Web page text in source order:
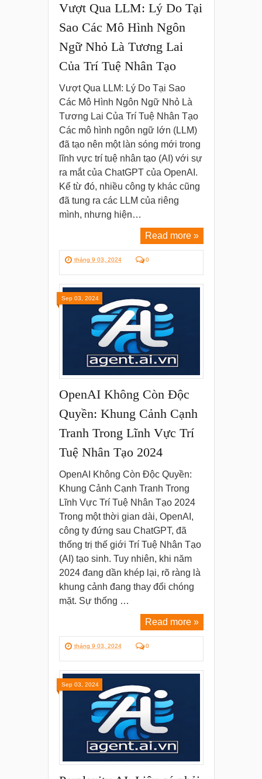
Vượt Qua LLM: Lý Do Tại
Sao Các Mô Hình Ngôn
Ngữ Nhỏ Là Tương Lai
Của Trí Tuệ Nhân Tạo
Vượt Qua LLM: Lý Do Tại Sao
Các Mô Hình Ngôn Ngữ Nhỏ Là
Tương Lai Của Trí Tuệ Nhân Tạo
Các mô hình ngôn ngữ lớn (LLM)
đã tạo nên một làn sóng mới trong
lĩnh vực trí tuệ nhân tạo (AI) với sự
ra mắt của ChatGPT của OpenAI.
Kể từ đó, nhiều công ty khác cũng
đã tung ra các LLM của riêng
mình, nhưng hiện…
Read more »
tháng 9 03, 2024 0
OpenAI Không Còn Độc
Quyền: Khung Cảnh Cạnh
Tranh Trong Lĩnh Vực Trí
Tuệ Nhân Tạo 2024
OpenAI Không Còn Độc Quyền:
Khung Cảnh Cạnh Tranh Trong
Lĩnh Vực Trí Tuệ Nhân Tạo 2024
Trong một thời gian dài, OpenAI,
công ty đứng sau ChatGPT, đã
thống trị thế giới Trí Tuệ Nhân Tạo
(AI) tạo sinh. Tuy nhiên, khi năm
2024 đang dần khép lại, rõ ràng là
khung cảnh đang thay đổi chóng
mặt. Sự thống …
Read more »
tháng 9 03, 2024 0
Sep 03, 2024
Sep 03, 2024